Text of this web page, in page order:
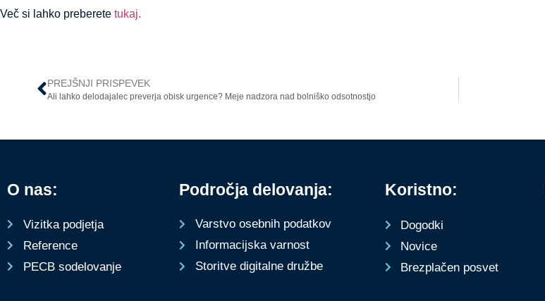
Več si lahko preberete tukaj.
PREJŠNJI PRISPEVEK
Ali lahko delodajalec preverja obisk urgence? Meje nadzora nad bolniško odsotnostjo
O nas:
Vizitka podjetja
Reference
PECB sodelovanje
Področja delovanja:
Varstvo osebnih podatkov
Informacijska varnost
Storitve digitalne družbe
Koristno:
Dogodki
Novice
Brezplačen posvet